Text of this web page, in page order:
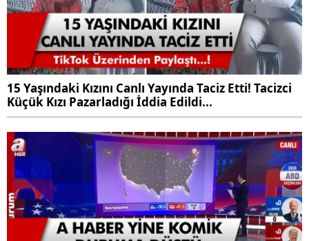
15 Yaşındaki Kızını Canlı Yayında Taciz Etti! Tacizci
Küçük Kızı Pazarladığı İddia Edildi...